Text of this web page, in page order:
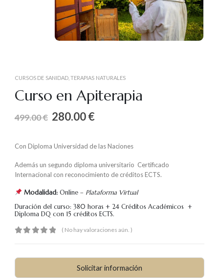
CURSOS DE SANIDAD,TERAPIAS NATURALES
Curso en Apiterapia
499.00€ 280.00€
Con Diploma Universidad de las Naciones
Además un segundo diploma universitario Certificado
Internacional con reconocimiento de créditos ECTS.
Modalidad:Online – Plataforma Virtual
Duración del curso: 380 horas + 24 Créditos Académicos +
Diploma DQ con 15 créditos ECTS.
( No hay valoraciones aún. )
Solicitar información